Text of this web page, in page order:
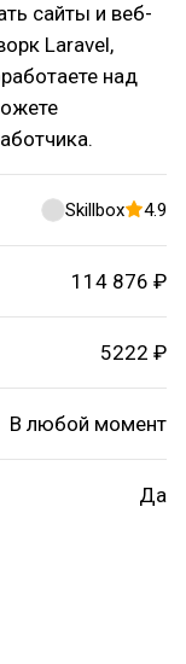
сайты и веб-
Laravel,
над
Skillbox 4.9
114 876 ₽
5222 ₽
В любой момент
Да